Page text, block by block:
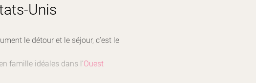
Unis
le détour et le séjour, c’est le
famille idéales dans l’Ouest